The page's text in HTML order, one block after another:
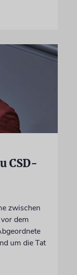
CSD-
zwischen
dem
um die Tat